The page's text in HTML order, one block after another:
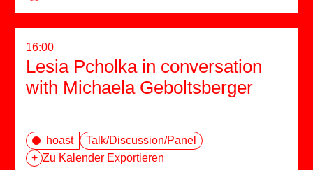
16:00
Lesia Pcholka in conversation
with Michaela Geboltsberger
hoast
Talk/Discussion/Panel
+ Zu Kalender Exportieren